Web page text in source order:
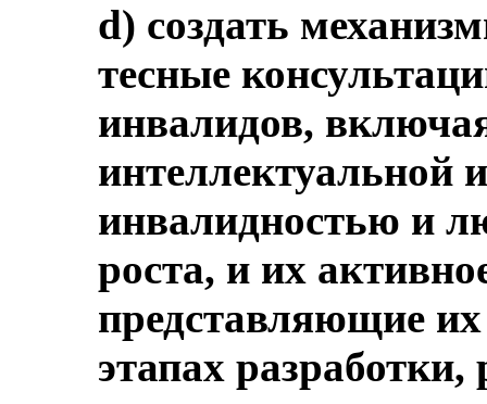
d) создать
тесные
инвалидов,
интеллектуальной
инвалидностью и
роста, и их
представляющие
этапах разработки,